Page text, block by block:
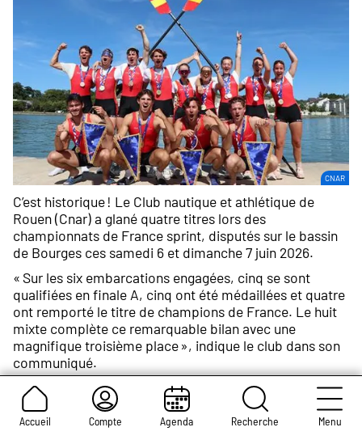
Accueil Compte Agenda Recherche Menu
Crédit
photo :
CNAR
C’est historique ! Le Club nautique et athlétique de
Rouen (Cnar) a glané quatre titres lors des
championnats de France sprint, disputés sur le bassin
de Bourges ces samedi 6 et dimanche 7 juin 2026.
« Sur les six embarcations engagées, cinq se sont
qualifiées en finale A, cinq ont été médaillées et quatre
ont remporté le titre de champions de France. Le huit
mixte complète ce remarquable bilan avec une
magnifique troisième place », indique le club dans son
communiqué.
Dans le détail, les victoires ont été obtenues par :
Le quatre de couple junior homme
Le double de couple junior femme